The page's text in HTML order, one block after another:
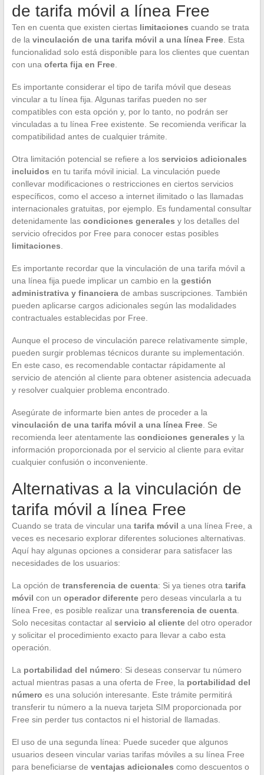
de tarifa móvil a línea Free
Ten en cuenta que existen ciertas limitaciones cuando se trata
de la vinculación de una tarifa móvil a una línea Free. Esta
funcionalidad solo está disponible para los clientes que cuentan
con una oferta fija en Free.
Es importante considerar el tipo de tarifa móvil que deseas
vincular a tu línea fija. Algunas tarifas pueden no ser
compatibles con esta opción y, por lo tanto, no podrán ser
vinculadas a tu línea Free existente. Se recomienda verificar la
compatibilidad antes de cualquier trámite.
Otra limitación potencial se refiere a los servicios adicionales
incluidos en tu tarifa móvil inicial. La vinculación puede
conllevar modificaciones o restricciones en ciertos servicios
específicos, como el acceso a internet ilimitado o las llamadas
internacionales gratuitas, por ejemplo. Es fundamental consultar
detenidamente las condiciones generales y los detalles del
servicio ofrecidos por Free para conocer estas posibles
limitaciones
Es importante recordar que la vinculación de una tarifa móvil a
una línea fija puede implicar un cambio en la gestión
administrativa y financierade ambas suscripciones. También
pueden aplicarse cargos adicionales según las modalidades
contractuales establecidas por Free.
Aunque el proceso de vinculación parece relativamente simple,
pueden surgir problemas técnicos durante su implementación.
En este caso, es recomendable contactar rápidamente al
servicio de atención al cliente para obtener asistencia adecuada
y resolver cualquier problema encontrado.
Asegúrate de informarte bien antes de proceder a la
vinculación de una tarifa móvil a una línea Free. Se
recomienda leer atentamente las condiciones generales y la
información proporcionada por el servicio al cliente para evitar
cualquier confusión o inconveniente.
Alternativas a la vinculación de
tarifa móvil a línea Free
Cuando se trata de vincular una tarifa móvil a una línea Free, a
veces es necesario explorar diferentes soluciones alternativas.
Aquí hay algunas opciones a considerar para satisfacer las
necesidades de los usuarios:
La opción de transferencia de cuenta: Si ya tienes otra tarifa
móvil con un operador diferentepero deseas vincularla a tu
línea Free, es posible realizar una transferencia de cuenta.
Solo necesitas contactar al servicio al clientedel otro operador
y solicitar el procedimiento exacto para llevar a cabo esta
operación.
La portabilidad del número: Si deseas conservar tu número
actual mientras pasas a una oferta de Free, la portabilidad del
número es una solución interesante. Este trámite permitirá
transferir tu número a la nueva tarjeta SIM proporcionada por
Free sin perder tus contactos ni el historial de llamadas.
El uso de una segunda línea: Puede suceder que algunos
usuarios deseen vincular varias tarifas móviles a su línea Free
para beneficiarse de ventajas adicionales como descuentos o